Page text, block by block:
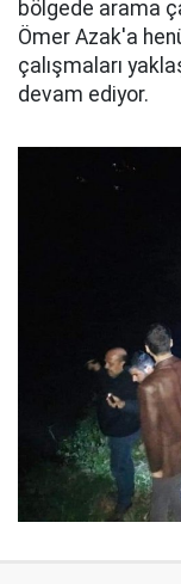
bölgede arama
Ömer Azak'a
çalışmaları
devam ediyor.